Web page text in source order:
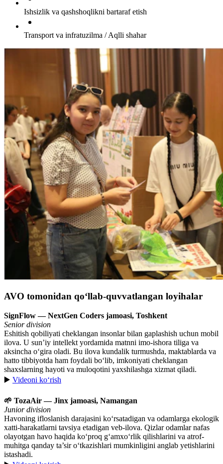
Ishsizlik va qashshoqlikni bartaraf etish
Transport va infratuzilma / Aqlli shahar
AVO tomonidan qo‘llab-quvvatlangan loyihalar
SignFlow — NextGen Coders jamoasi, Toshkent
Senior division
Eshitish qobiliyati cheklangan insonlar bilan gaplashish uchun mobil
ilova. U sun’iy intellekt yordamida matnni imo-ishora tiliga va
aksincha o‘gira oladi. Bu ilova kundalik turmushda, maktablarda va
hatto tibbiyotda ham foydali bo‘lib, imkoniyati cheklangan
shaxslarning hayoti va muloqotini yaxshilashga xizmat qiladi.
▶️ Videoni ko‘rish
🌱 TozaAir — Jinx jamoasi, Namangan
Junior division
Havoning ifloslanish darajasini ko‘rsatadigan va odamlarga ekologik
xatti-harakatlarni tavsiya etadigan veb-ilova. Qizlar odamlar nafas
olayotgan havo haqida ko‘proq g‘amxo‘rlik qilishlarini va atrof-
muhitga qanday ta’sir o‘tkazishlari mumkinligini anglab yetishlarini
istashadi.